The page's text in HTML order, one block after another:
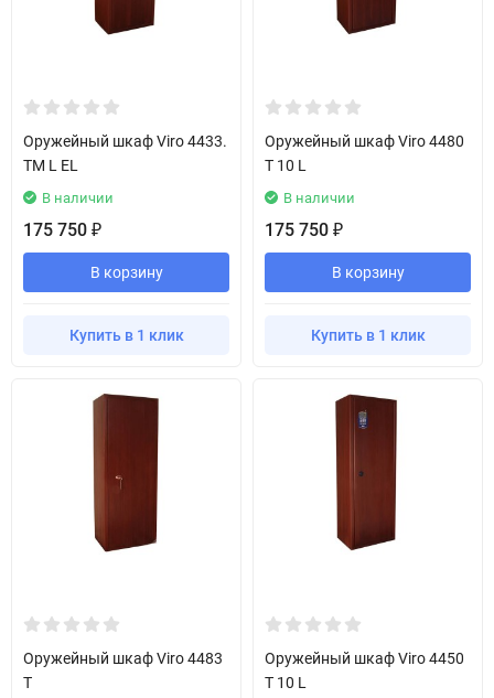
Оружейный шкаф Viro 4433.
TM L EL
В наличии
175 750 ₽
В корзину
Купить в 1 клик
Оружейный шкаф Viro 4480
T 10 L
В наличии
175 750 ₽
В корзину
Купить в 1 клик
Оружейный шкаф Viro 4483
T
Оружейный шкаф Viro 4450
T 10 L